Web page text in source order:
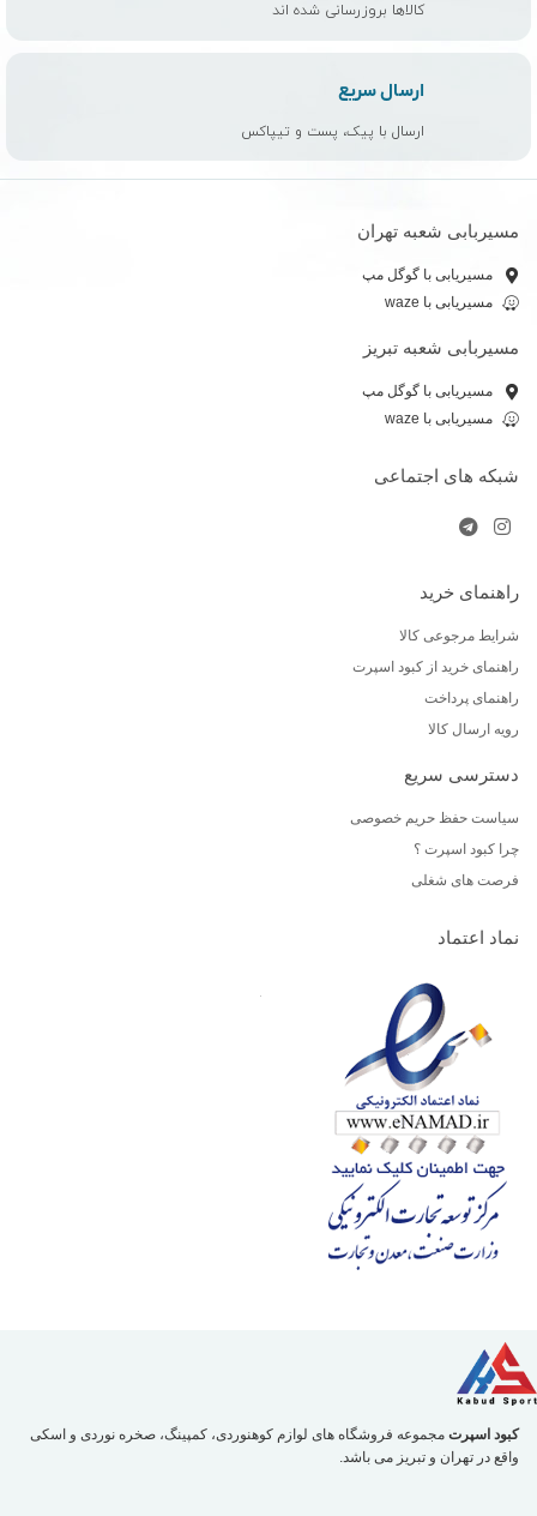
کالاها بروزرسانی شده اند
ارسال سریع
ارسال با پیک، پست و تیپاکس
مسیربابی شعبه تهران
مسیریابی با گوگل مپ
مسیریابی با waze
مسیربابی شعبه تبریز
مسیریابی با گوگل مپ
مسیریابی با waze
شبکه های اجتماعی
راهنمای خرید
شرایط مرجوعی کالا
راهنمای خرید از کبود اسپرت
راهنمای پرداخت
رویه ارسال کالا
دسترسی سریع
سیاست حفظ حریم خصوصی
چرا کبود اسپرت ؟
فرصت های شغلی
نماد اعتماد
کبود اسپرت مجموعه فروشگاه های لوازم کوهنوردی، کمپینگ، صخره نوردی و اسکی
واقع در تهران و تبریز می باشد.